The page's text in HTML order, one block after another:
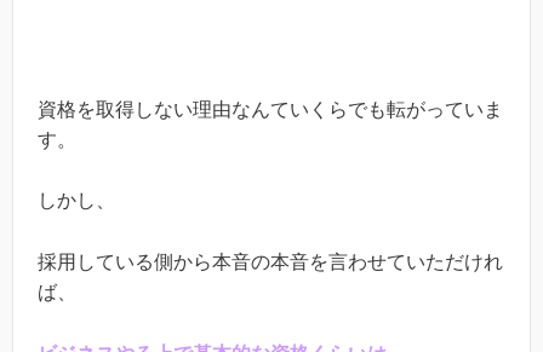
資格を取得しない理由なんていくらでも転がっていま
す。
しかし、
採用している側から本音の本音を言わせていただけれ
ば、